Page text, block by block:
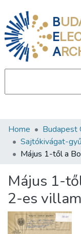
B
E
A
Communities &
All of DSpace
About us
Home Budapest
Sajtókivágat-
Május 1-
2-es